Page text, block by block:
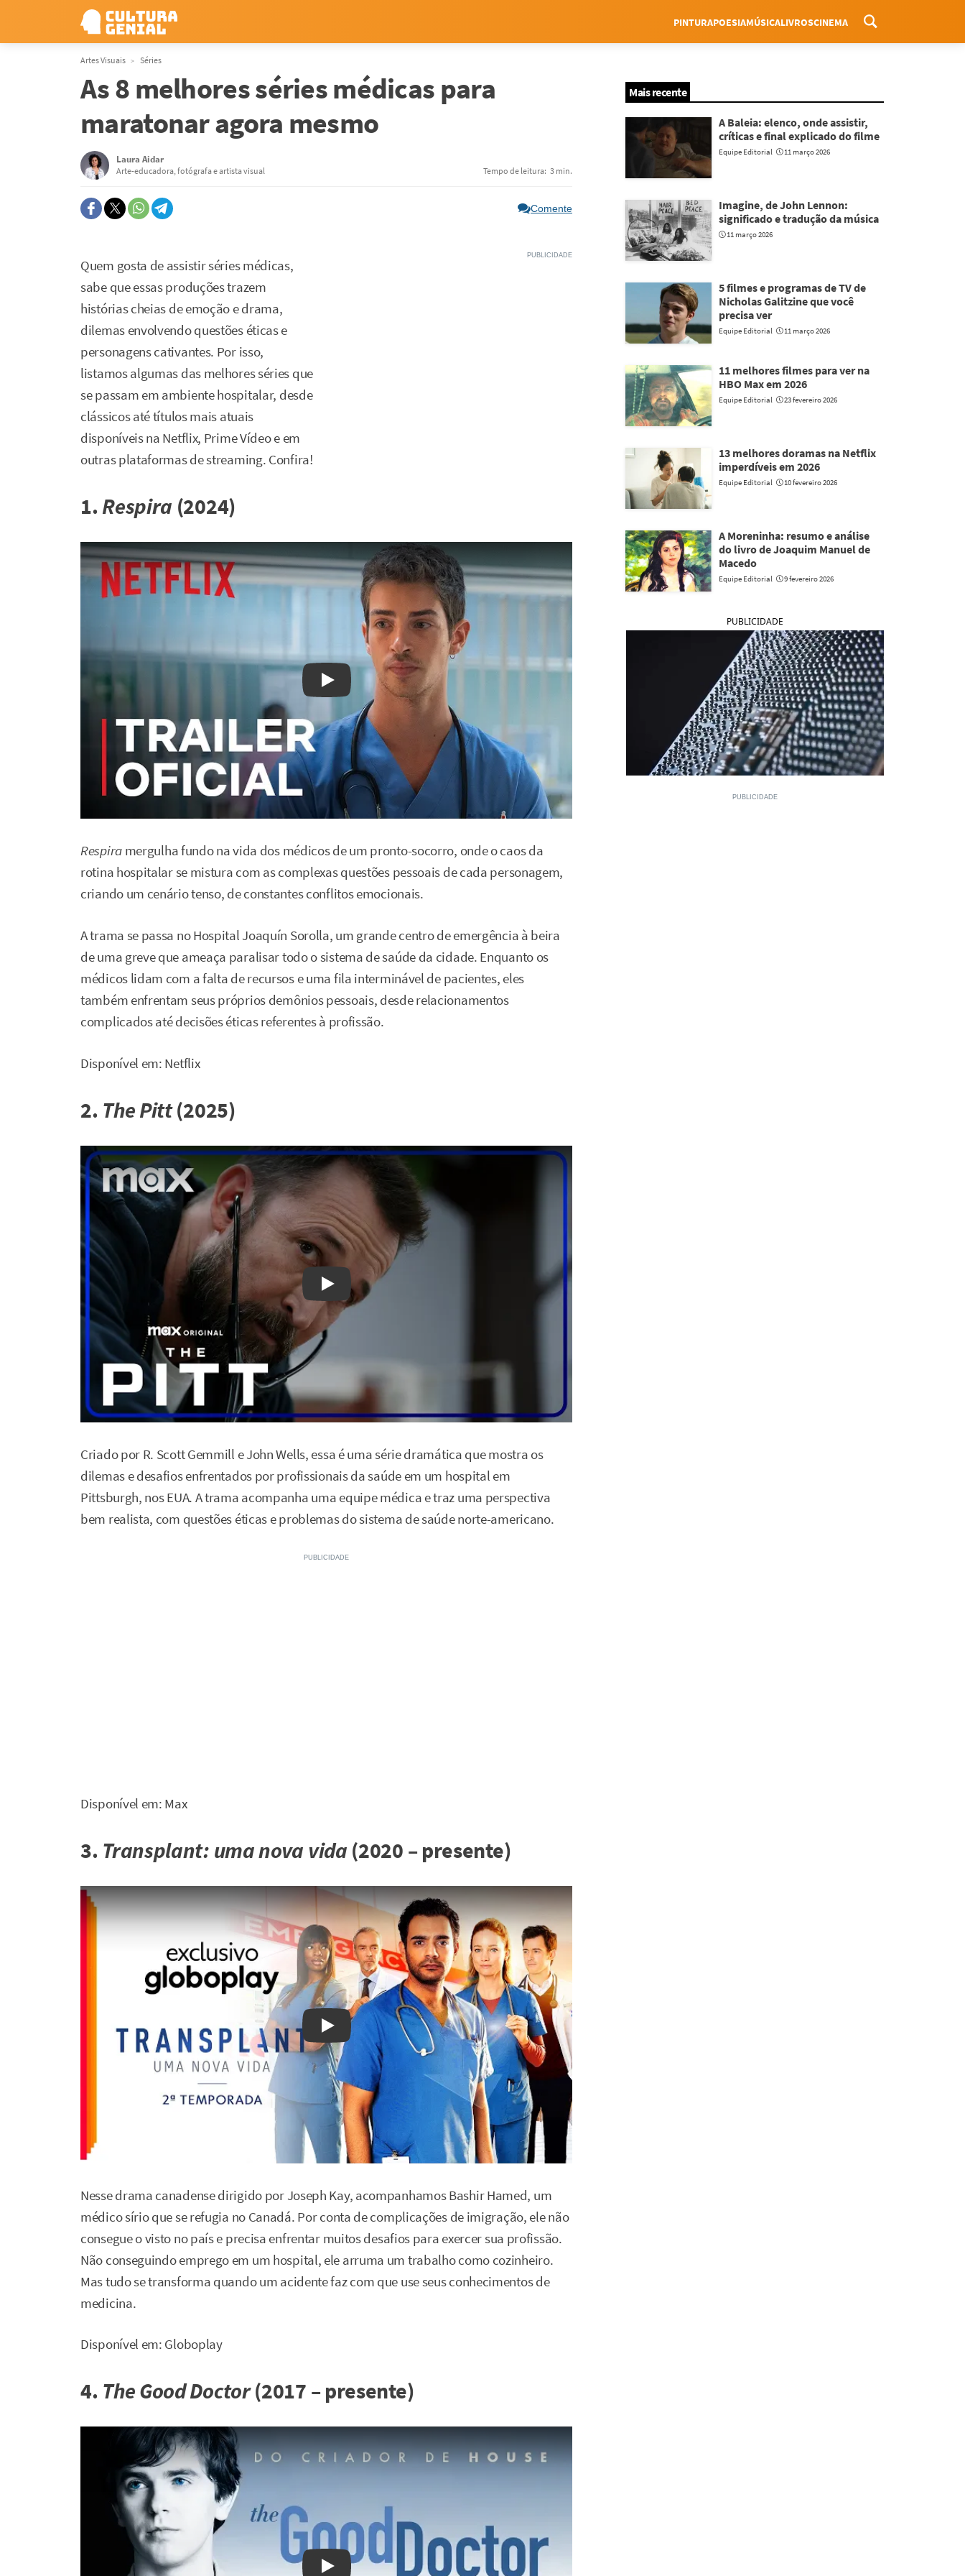
Menu
PINTURAPOESIAMÚSICALIVROSCINEMA
Artes Visuais Séries
As 8 melhores séries médicas para
maratonar agora mesmo
Laura Aidar
Arte-educadora, fotógrafa e artista visual Tempo de leitura: 3 min.
Comente
Quem gosta de assistir séries médicas,
sabe que essas produções trazem
histórias cheias de emoção e drama,
dilemas envolvendo questões éticas e
personagens cativantes. Por isso,
listamos algumas das melhores séries que
se passam em ambiente hospitalar, desde
clássicos até títulos mais atuais
disponíveis na Netflix, Prime Vídeo e em
outras plataformas de streaming. Confira!
1. Respira (2024)
Watch on YouTube
Respiramergulha fundo na vida dos médicos de um pronto-socorro, onde o caos da
rotina hospitalar se mistura com as complexas questões pessoais de cada personagem,
criando um cenário tenso, de constantes conflitos emocionais.
A trama se passa no Hospital Joaquín Sorolla, um grande centro de emergência à beira
de uma greve que ameaça paralisar todo o sistema de saúde da cidade. Enquanto os
médicos lidam com a falta de recursos e uma fila interminável de pacientes, eles
também enfrentam seus próprios demônios pessoais, desde relacionamentos
complicados até decisões éticas referentes à profissão.
Disponível em: Netflix
2. The Pitt(2025)
Watch on YouTube
Criado por R. Scott Gemmill e John Wells, essa é uma série dramática que mostra os
dilemas e desafios enfrentados por profissionais da saúde em um hospital em
Pittsburgh, nos EUA. A trama acompanha uma equipe médica e traz uma perspectiva
bem realista, com questões éticas e problemas do sistema de saúde norte-americano.
Disponível em: Max
3. Transplant: uma nova vida (2020 – presente)
Watch on YouTube
Nesse drama canadense dirigido por Joseph Kay, acompanhamos Bashir Hamed, um
médico sírio que se refugia no Canadá. Por conta de complicações de imigração, ele não
consegue o visto no país e precisa enfrentar muitos desafios para exercer sua profissão.
Não conseguindo emprego em um hospital, ele arruma um trabalho como cozinheiro.
Mas tudo se transforma quando um acidente faz com que use seus conhecimentos de
medicina.
Disponível em: Globoplay
4. The Good Doctor(2017 – presente)
Watch on YouTube
Mais recente
A Baleia: elenco, onde assistir,
críticas e final explicado do filme
Equipe Editorial 11 março 2026
Imagine, de John Lennon:
significado e tradução da música
11 março 2026
5 filmes e programas de TV de
Nicholas Galitzine que você
precisa ver
Equipe Editorial 11 março 2026
11 melhores filmes para ver na
HBO Max em 2026
Equipe Editorial 23 fevereiro 2026
13 melhores doramas na Netflix
imperdíveis em 2026
Equipe Editorial 10 fevereiro 2026
A Moreninha: resumo e análise
do livro de Joaquim Manuel de
Macedo
Equipe Editorial 9 fevereiro 2026
PUBLICIDADE